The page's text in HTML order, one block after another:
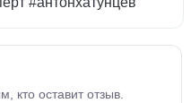
кто оставит отзыв.